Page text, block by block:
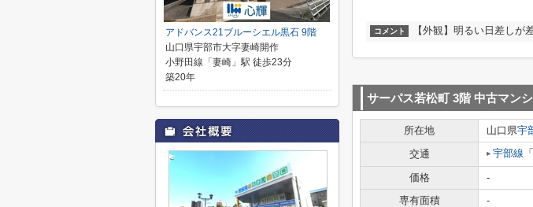
コメント 【外観】明るい日差しが
サーパス若松町 3階 中古マン
所在地 山口県宇
交通
宇部線 「
価格 -
専有面積
-
アドバンス21ブルーシエル黒石 9階
山口県宇部市大字妻崎開作
小野田線「妻崎」駅 徒歩23分
築20年